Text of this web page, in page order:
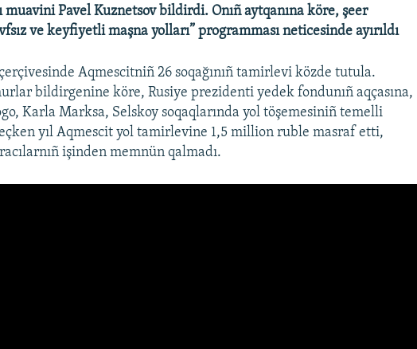
Pavel Kuznetsov bildirdi. Onıñ aytqanına köre, şeer
ve keyfiyetli maşna yolları” programması neticesinde ayırıldı
Aqmescitniñ 26 soqağınıñ tamirlevi közde tutula.
bildirgenine köre, Rusiye prezidenti yedek fondunıñ aqçasına,
Karla Marksa, Selskoy soqaqlarında yol töşemesiniñ temelli
yıl Aqmescit yol tamirlevine 1,5 million ruble masraf etti,
işinden memnün qalmadı.